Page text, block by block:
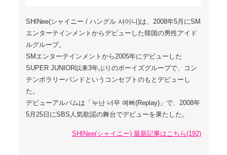
SHINee(シャイニー / ハングル 샤이니)は、2008年5月にSM
エンターテインメントからデビューした韓国の男性アイド
ルグループ。
SMエンターテインメントから2005年にデビューした
SUPER JUNIOR以来3年ぶりのボーイズグループで、コン
テンポラリーバンドというコンセプトのもとデビューし
た。
デビューアルバムは「누난 너무 예뻐(Replay)」で、2008年
5月25日にSBS人気歌謡の舞台でデビューを果たした。
SHINee(シャイニー) 最新記事はこちら(192)